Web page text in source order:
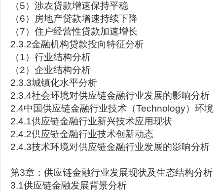
（5）涉农贷款增速保持平稳
（6）房地产贷款增速持续下降
（7）住户经营性贷款加速增长
2.3.2金融机构贷款投向特征分析
（1）行业结构分析
（2）企业结构分析
2.3.3城镇化水平分析
2.3.4社会环境对供应链金融行业发展的影响分析
2.4中国供应链金融行业技术（Technology）环境
2.4.1供应链金融行业新兴技术应用现状
2.4.2供应链金融行业技术创新动态
2.4.3技术环境对供应链金融行业发展的影响分析
第3章：供应链金融行业发展现状及生态结构分析
3.1供应链金融发展背景分析